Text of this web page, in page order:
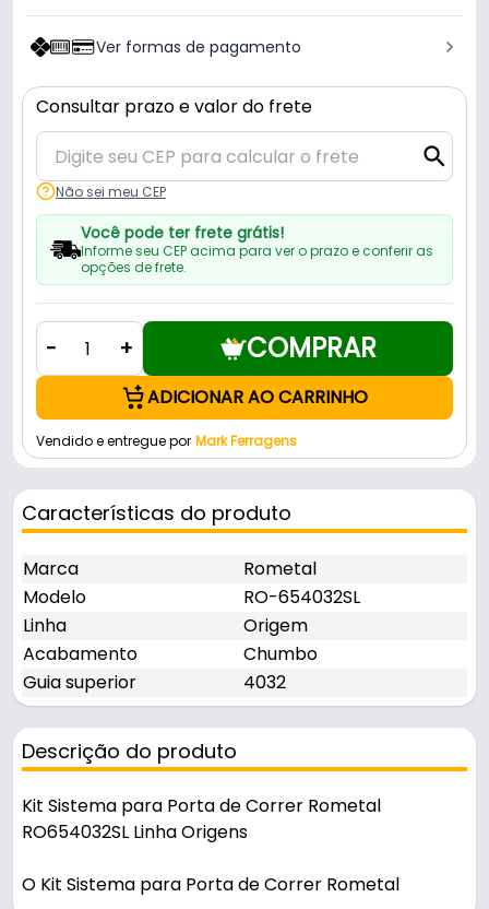
Ver formas de pagamento
Consultar prazo e valor do frete
Não sei meu CEP
Você pode ter frete grátis!
Informe seu CEP acima para ver o prazo e conferir as
opções de frete.
- + COMPRAR
ADICIONAR AO CARRINHO
Vendido e entregue por Mark Ferragens
Características do produto
Marca
Rometal
Modelo
RO-654032SL
Linha
Origem
Acabamento
Chumbo
Guia superior
4032
Descrição do produto
Kit Sistema para Porta de Correr Rometal
RO654032SL Linha Origens
O Kit Sistema para Porta de Correr Rometal